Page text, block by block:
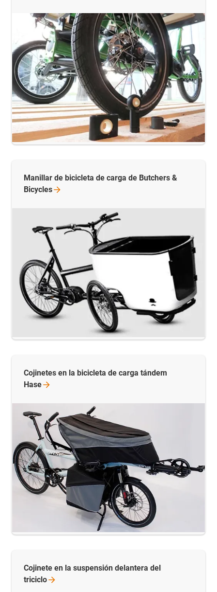
Manillar de bicicleta de carga de Butchers &
Bicycles
Cojinetes en la bicicleta de carga tándem
Hase
Cojinete en la suspensión delantera del
triciclo